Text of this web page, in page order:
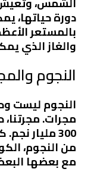
دورة حياتها،
بالمستعر
والغاز الذي
النجوم
النجوم ليست
مجرات.
300 مليار
من النجوم،
مع بعضها